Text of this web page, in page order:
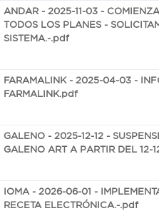
ANDAR - 2025-11-03 -
TODOS LOS PLANES -
SISTEMA.-.pdf
FARAMALINK - 2025-04-03 -
FARMALINK.pdf
GALENO - 2025-12-12 -
GALENO ART A PARTIR DEL 12-
IOMA - 2026-06-01 -
RECETA ELECTRÓNICA.-.pdf